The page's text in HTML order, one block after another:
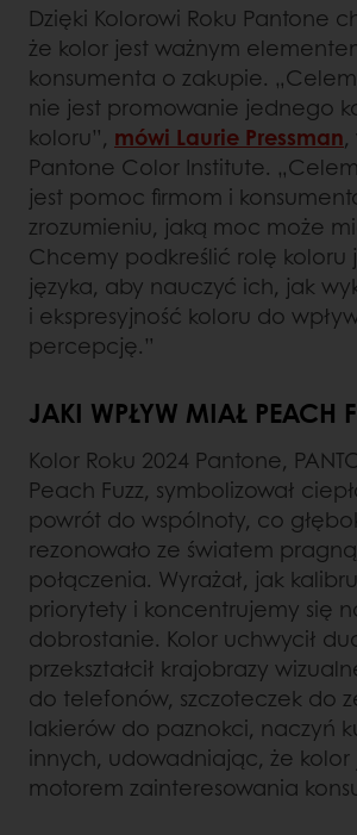
Dzięki Kolorowi Roku Pantone
że kolor jest ważnym
konsumenta o zakupie.
nie jest promowanie jednego
koloru”, mówi Laurie Pressman
Pantone Color Institute.
jest pomoc firmom i
zrozumieniu, jaką moc może
Chcemy podkreślić rolę koloru
języka, aby nauczyć ich, jak
i ekspresyjność koloru do
percepcję.”
JAKI WPŁYW MIAŁ PEACH
Kolor Roku 2024 Pantone,
Peach Fuzz, symbolizował
powrót do wspólnoty, co
rezonowało ze światem
połączenia. Wyrażał, jak
priorytety i koncentrujemy się
dobrostanie. Kolor uchwycił
przekształcił krajobrazy
do telefonów, szczoteczek do
lakierów do paznokci, naczyń
innych, udowadniając, że kolor
motorem zainteresowania